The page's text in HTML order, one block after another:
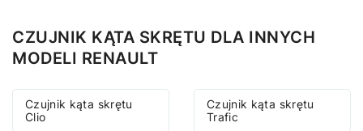
CZUJNIK KĄTA SKRĘTU DLA INNYCH
MODELI RENAULT
Czujnik kąta skrętu
Clio
Czujnik kąta skrętu
Trafic